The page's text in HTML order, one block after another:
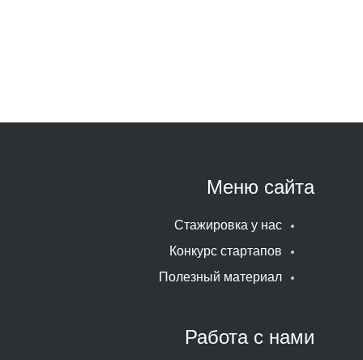
Меню сайта
Стажировка у нас
Конкурс стартапов
Полезный материал
Работа с нами